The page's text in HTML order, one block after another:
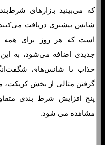
که می‌بینید بازارهای
شانس بیشتری دریافت
است که هر روز برای
جدیدی اضافه می‌شود، به
جذاب با شانس‌های
گرفتن مثالی از بخش کریکت،
پنج افزایش شرط بندی
مشاهده می شود.